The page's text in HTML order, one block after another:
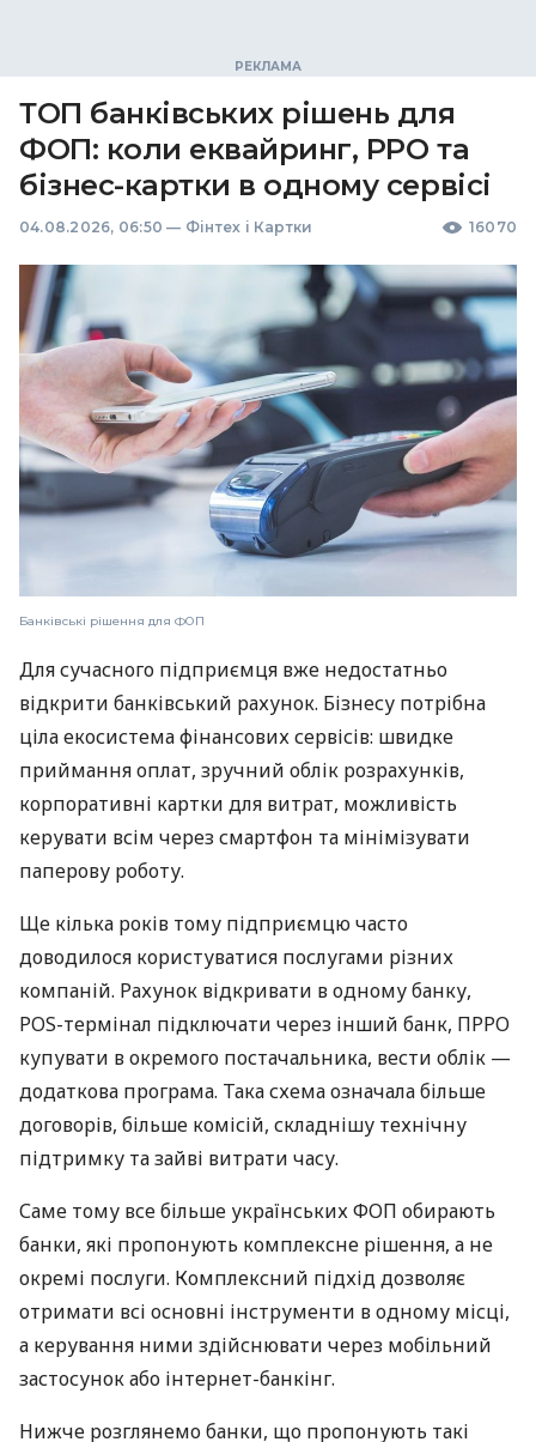
ТОП банківських рішень для
ФОП: коли еквайринг, РРО та
бізнес-картки в одному сервісі
04.08.2026, 06:50 — Фінтех і Картки 16070
Банківські рішення для ФОП
Для сучасного підприємця вже недостатньо
відкрити банківський рахунок. Бізнесу потрібна
ціла екосистема фінансових сервісів: швидке
приймання оплат, зручний облік розрахунків,
корпоративні картки для витрат, можливість
керувати всім через смартфон та мінімізувати
паперову роботу.
Ще кілька років тому підприємцю часто
доводилося користуватися послугами різних
компаній. Рахунок відкривати в одному банку,
POS-термінал підключати через інший банк, ПРРО
купувати в окремого постачальника, вести облік —
додаткова програма. Така схема означала більше
договорів, більше комісій, складнішу технічну
підтримку та зайві витрати часу.
Саме тому все більше українських ФОП обирають
банки, які пропонують комплексне рішення, а не
окремі послуги. Комплексний підхід дозволяє
отримати всі основні інструменти в одному місці,
а керування ними здійснювати через мобільний
застосунок або інтернет-банкінг.
Нижче розглянемо банки, що пропонують такі